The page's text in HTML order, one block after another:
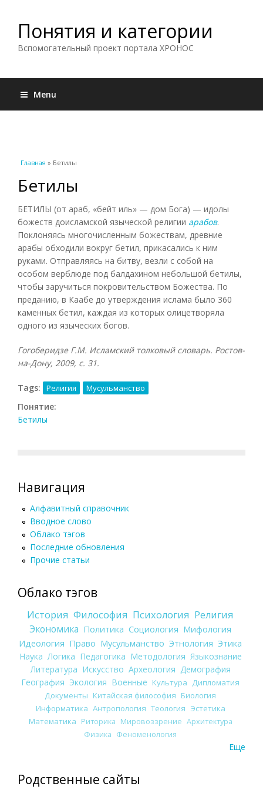
Понятия и категории
Вспомогательный проект портала ХРОНОС
Menu
Вы здесь
Главная » Бетилы
Бетилы
БЕТИЛЫ (от араб, «бейт иль» — дом Бога) — идолы
божеств доисламской языческой религии арабов.
Поклоняясь многочисленным божествам, древние
арабы обходили вокруг бетил, прикасались к ним
руками. Отправляясь на битву, везли с собой на
особом верблюде под балдахином небольшой бетилы,
чтобы заручиться покровительством Божества. По
преданию, в Каабе до утверждения ислама было 360
каменных бетил, каждая из которых олицетворяла
одного из языческих богов.
Гогоберидзе Г.М. Исламский толковый словарь. Ростов-
на-Дону, 2009, с. 31.
Tags: Религия Мусульманство
Понятие:
Бетилы
Навигация
Алфавитный справочник
Вводное слово
Облако тэгов
Последние обновления
Прочие статьи
Облако тэгов
История Философия Психология Религия
Экономика Политика Социология Мифология
Идеология Право Мусульманство Этнология Этика
Наука Логика Педагогика Методология Языкознание
Литература Искусство Археология Демография
География Экология Военные Культура
Дипломатия
Документы Китайская философия Биология
Информатика Антропология Теология Эстетика
Математика Риторика Мировоззрение Архитектура
Физика Феноменология
Еще
Родственные сайты